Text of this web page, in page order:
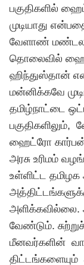
பகுதிகளில்
முடியாது
வேளாண் மண்டல
தொலைவில்
ஹிந்துஸ்தான்
மன்னிக்கவே
தமிழ்நாட்டை
பகுதிகளிலும்,
ஹைட்ரோ
அரசு உரிமம்
உள்ளிட்ட தமிழக
அளிக்கவில்லை.
வேண்டும்.
மீனவர்களின்
திட்டங்களையும்